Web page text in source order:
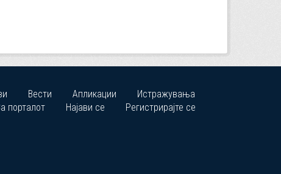
Вести Апликации
Истражувања
порталот Најави се Регистрирајте се